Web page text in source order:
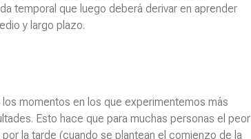
temporal que luego deberá derivar en aprender
y largo plazo.
momentos en los que experimentemos más
Esto hace que para muchas personas el peor
la tarde (cuando se plantean el comienzo de la